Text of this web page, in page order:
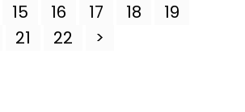
15 16 17 18
19
21 22 >